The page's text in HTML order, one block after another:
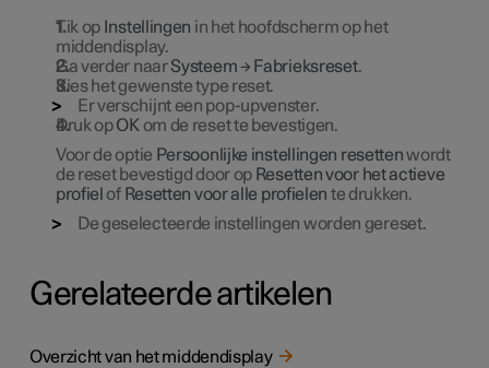
Tik op Instellingen in het hoofdscherm op het
middendisplay.
Ga verder naarSysteem→ Fabrieksreset.
Kies het gewenste type reset.
Er verschijnt een pop-upvenster.
Druk opOK om de reset te bevestigen.
Voor de optie Persoonlijke instellingen resettenwordt
de reset bevestigd door op Resetten voor het actieve
profiel of Resetten voor alle profielen te drukken.
De geselecteerde instellingen worden gereset.
Gerelateerde artikelen
Overzicht van het middendisplay